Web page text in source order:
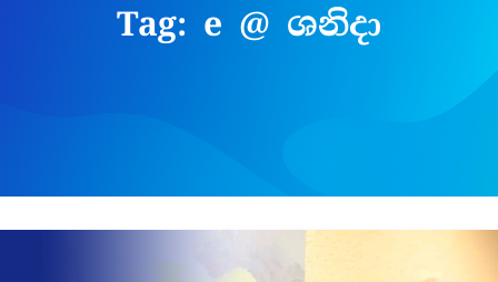
Tag: e @ ශනිදා